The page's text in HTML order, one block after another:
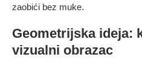
zaobići bez muke.
Geometrijska ideja:
vizualni obrazac